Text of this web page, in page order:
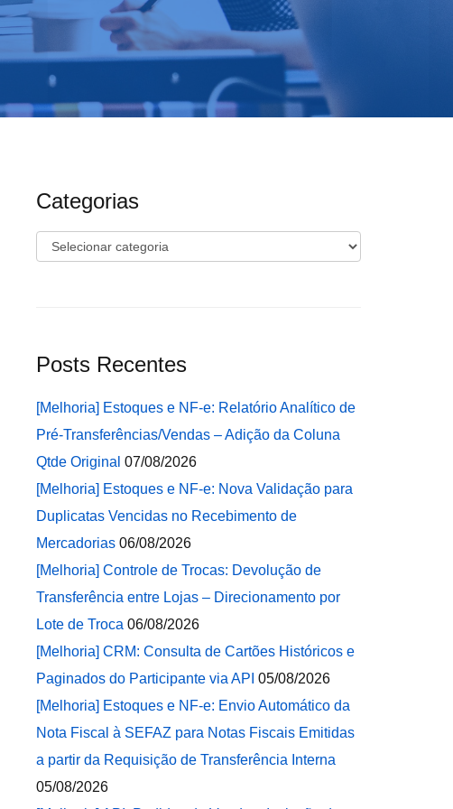
Categorias
Categorias
Posts Recentes
[Melhoria] Estoques e NF-e: Relatório Analítico de
Pré-Transferências/Vendas – Adição da Coluna
Qtde Original 07/08/2026
[Melhoria] Estoques e NF-e: Nova Validação para
Duplicatas Vencidas no Recebimento de
Mercadorias 06/08/2026
[Melhoria] Controle de Trocas: Devolução de
Transferência entre Lojas – Direcionamento por
Lote de Troca 06/08/2026
[Melhoria] CRM: Consulta de Cartões Históricos e
Paginados do Participante via API 05/08/2026
[Melhoria] Estoques e NF-e: Envio Automático da
Nota Fiscal à SEFAZ para Notas Fiscais Emitidas
a partir da Requisição de Transferência Interna
05/08/2026